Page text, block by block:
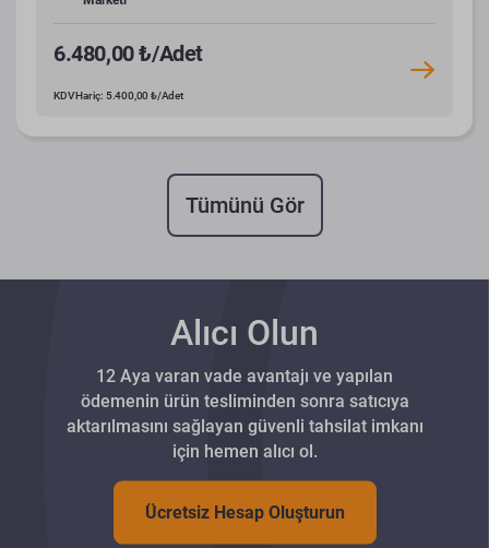
6.480,00 ₺/Adet
KDV Hariç: 5.400,00 ₺/Adet
Tümünü Gör
Alıcı Olun
12 Aya varan vade avantajı ve yapılan
ödemenin ürün tesliminden sonra satıcıya
aktarılmasını sağlayan güvenli tahsilat imkanı
için hemen alıcı ol.
Ücretsiz Hesap Oluşturun